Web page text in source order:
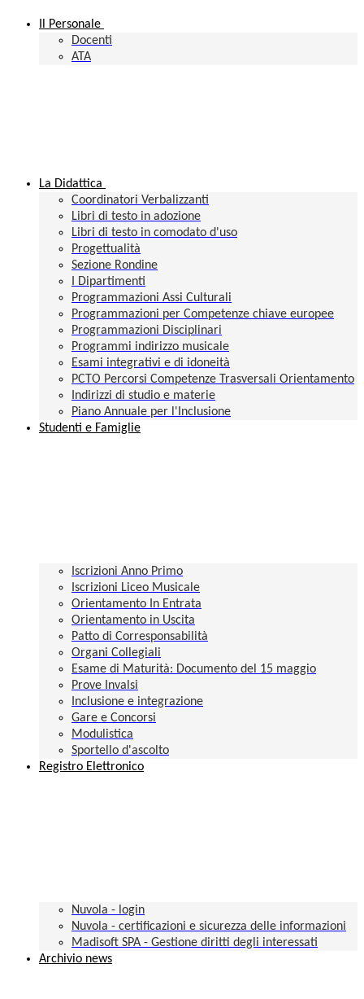
Il Personale
Docenti
ATA
La Didattica
Coordinatori Verbalizzanti
Libri di testo in adozione
Libri di testo in comodato d'uso
Progettualità
Sezione Rondine
I Dipartimenti
Programmazioni Assi Culturali
Programmazioni per Competenze chiave europee
Programmazioni Disciplinari
Programmi indirizzo musicale
Esami integrativi e di idoneità
PCTO Percorsi Competenze Trasversali Orientamento
Indirizzi di studio e materie
Piano Annuale per l'Inclusione
Studenti e Famiglie
Iscrizioni Anno Primo
Iscrizioni Liceo Musicale
Orientamento In Entrata
Orientamento in Uscita
Patto di Corresponsabilità
Organi Collegiali
Esame di Maturità: Documento del 15 maggio
Prove Invalsi
Inclusione e integrazione
Gare e Concorsi
Modulistica
Sportello d'ascolto
Registro Elettronico
Nuvola - login
Nuvola - certificazioni e sicurezza delle informazioni
Madisoft SPA - Gestione diritti degli interessati
Archivio news